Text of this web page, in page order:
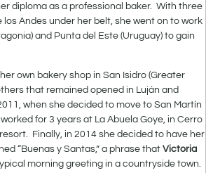
diploma as a professional baker. With three
los Andes under her belt, she went on to work
and Punta del Este (Uruguay) to gain
own bakery shop in San Isidro (Greater
that remained opened in Luján and
when she decided to move to San Martín
for 3 years at La Abuela Goye, in Cerro
Finally, in 2014 she decided to have her
“Buenas y Santas,” a phrase that Victoria
morning greeting in a countryside town.